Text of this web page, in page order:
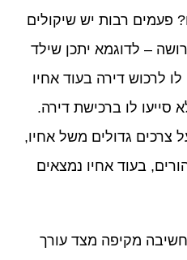
פעמים רבות יש שיקולים
– לדוגמא יתכן שילד
לרכוש דירה בעוד אחיו
סייעו לו ברכישת דירה.
צרכים גדולים משל אחיו,
בעוד אחיו נמצאים
מקיפה מצד עורך